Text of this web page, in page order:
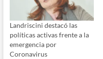
Landriscini destacó las
políticas activas frente a la
emergencia por
Coronavirus